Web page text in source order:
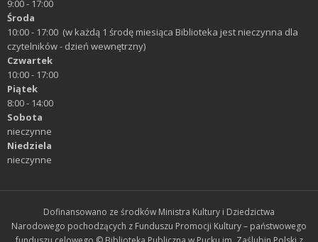
9:00 - 17:00
Środa
10:00 - 17:00 (w każdą 1 środę miesiąca Biblioteka jest nieczynna dla
czytelników - dzień wewnętrzny)
Czwartek
10:00 - 17:00
Piątek
8:00 - 14:00
Sobota
nieczynne
Niedziela
nieczynne
Dofinansowano ze środków Ministra Kultury i Dziedzictwa
Narodowego pochodzących z Funduszu Promocji Kultury – państwowego